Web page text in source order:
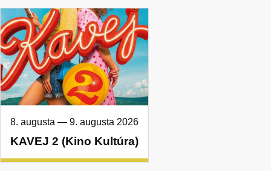
KAVEJ 2 (Kino Kultúra)
8. augusta — 9. augusta 2026